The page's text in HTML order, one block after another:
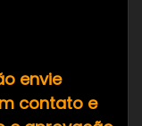
envie
contato e